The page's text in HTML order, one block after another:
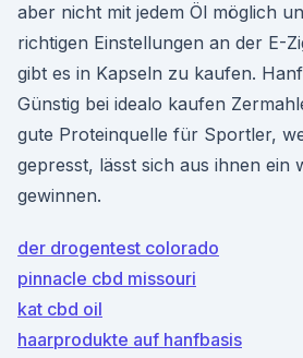
aber nicht mit jedem Öl möglich
richtigen Einstellungen an der E-
gibt es in Kapseln zu kaufen.
Günstig bei idealo kaufen
gute Proteinquelle für Sportler,
gepresst, lässt sich aus ihnen ein
gewinnen.
der drogentest colorado
pinnacle cbd missouri
kat cbd oil
haarprodukte auf hanfbasis